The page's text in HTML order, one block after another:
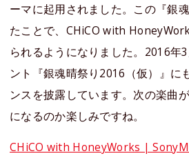
ーマに起用されました。この『銀
たことで、CHiCO with
られるようになりました。2016年
ント『銀魂晴祭り2016（仮）』に
ンスを披露しています。次の楽曲
になるのか楽しみですね。
CHiCO with HoneyWorks |